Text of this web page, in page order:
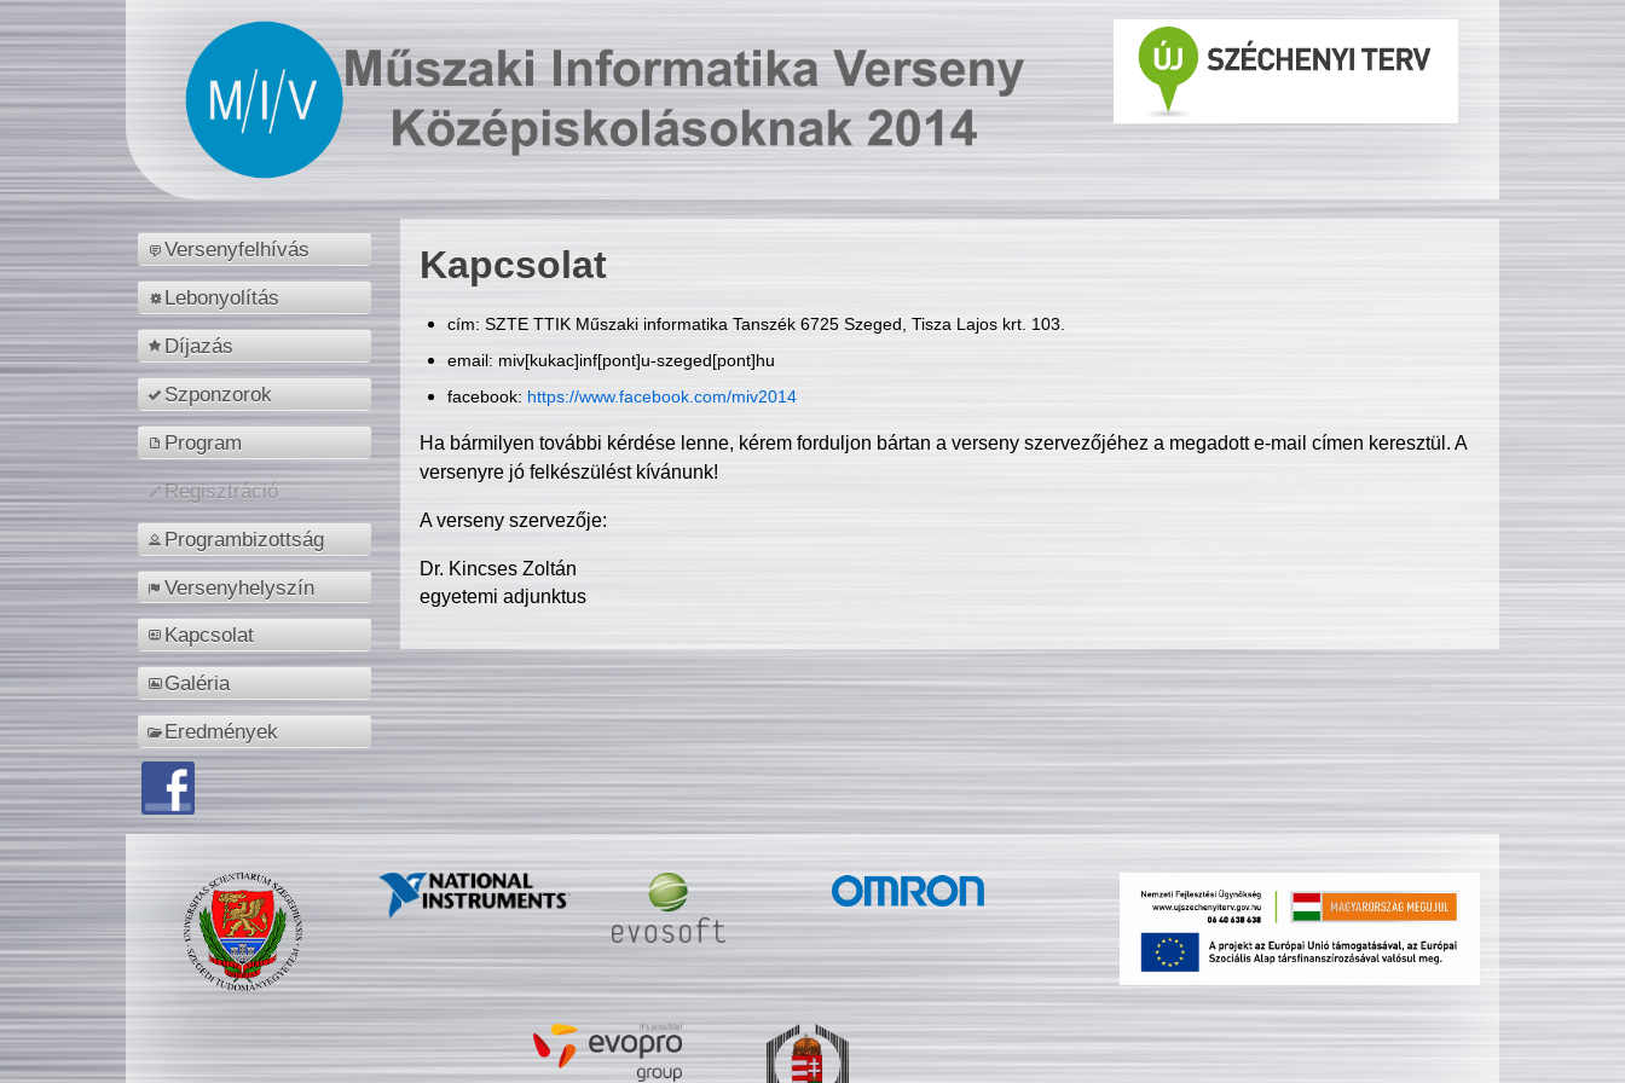
Versenyfelhívás
Lebonyolítás
Díjazás
Szponzorok
Program
Regisztráció
Programbizottság
Versenyhelyszín
Kapcsolat
Galéria
Eredmények
Kapcsolat
cím: SZTE TTIK Műszaki informatika Tanszék 6725 Szeged, Tisza Lajos krt. 103.
email: miv[kukac]inf[pont]u-szeged[pont]hu
facebook: https://www.facebook.com/miv2014
Ha bármilyen további kérdése lenne, kérem forduljon bártan a verseny szervezőjéhez a megadott e-mail címen keresztül. A
versenyre jó felkészülést kívánunk!
A verseny szervezője:
Dr. Kincses Zoltán
egyetemi adjunktus